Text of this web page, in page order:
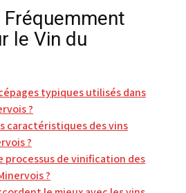
le Vin du
typiques utilisés dans
?
caractéristiques des vins
?
processus de vinification des
?